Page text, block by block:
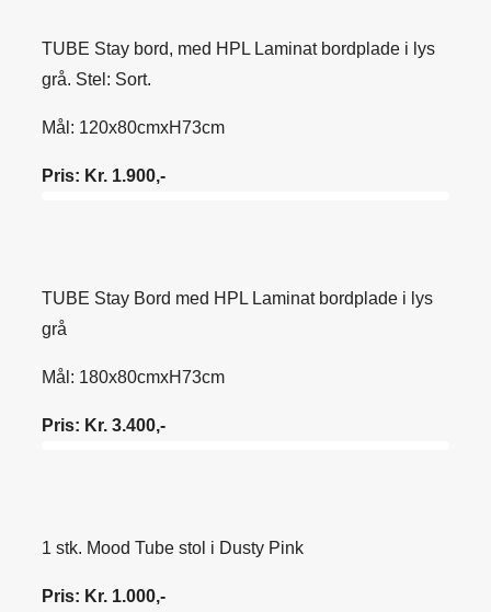
TUBE Stay bord, med HPL Laminat bordplade i lys
grå. Stel: Sort.
Mål: 120x80cmxH73cm
Pris: Kr. 1.900,-
TUBE Stay Bord med HPL Laminat bordplade i lys
grå
Mål: 180x80cmxH73cm
Pris: Kr. 3.400,-
1 stk. Mood Tube stol i Dusty Pink
Pris: Kr. 1.000,-